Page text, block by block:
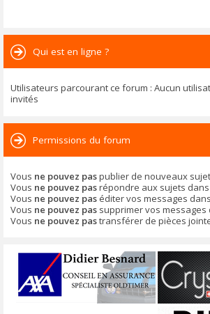
Qui est en ligne ?
Utilisateurs parcourant ce forum : Aucun
invités
Permissions du forum
Vous ne pouvez paspublier de nouveaux
Vous ne pouvez pasrépondre aux sujets
Vous ne pouvez pas éditer vos messages
Vous ne pouvez pas supprimer vos messages
Vous ne pouvez pastransférer de pièces